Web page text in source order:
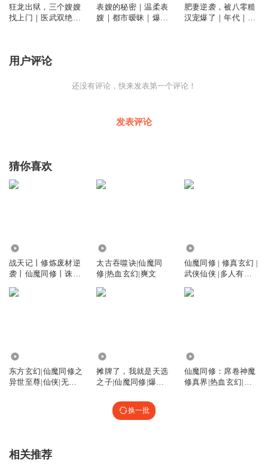
狂龙出狱，三个嫂嫂
找上门｜医武双绝｜
表嫂的秘密｜温柔表
嫂｜都市暧昧｜爆款
肥妻逆袭，被八零糙
汉宠爆了｜年代｜重
用户评论
还没有评论，快来发表第一个评论！
发表评论
猜你喜欢
战天记丨修炼废材逆
袭丨仙魔同修丨诛仙
太古吞噬诀|仙魔同
修|热血玄幻|爽文
仙魔同修 | 修真玄幻 |
武侠仙侠 |多人有声
东方玄幻|仙魔同修之
异世至尊|仙侠|无限
摊牌了，我就是天选
之子|仙魔同修|爆笑
仙魔同修：席卷神魔
修真界|热血玄幻|爆
换一批
相关推荐